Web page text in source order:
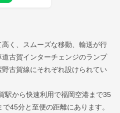
く、スムーズな移動、輸送が行
古賀インターチェンジのランプ
古賀線にそれぞれ設けられてい
駅から快速利用で福岡空港まで35
45分と至便の距離にあります。